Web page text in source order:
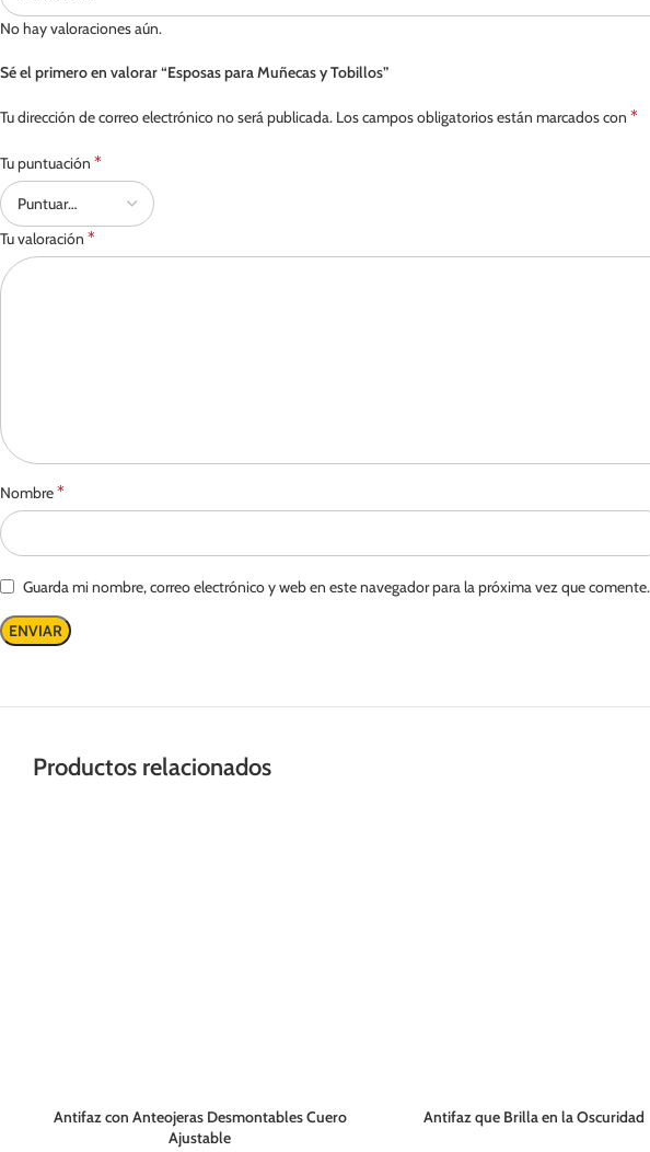
No hay valoraciones aún.
Sé el primero en valorar “Esposas para Muñecas y Tobillos”
Tu dirección de correo electrónico no será publicada. Los campos obligatorios están marcados con *
Tu puntuación *
Tu valoración *
Nombre*
Guarda mi nombre, correo electrónico y web en este navegador para la próxima vez que comente.
Productos relacionados
Antifaz con Anteojeras Desmontables Cuero
Ajustable
Antifaz que Brilla en la Oscuridad